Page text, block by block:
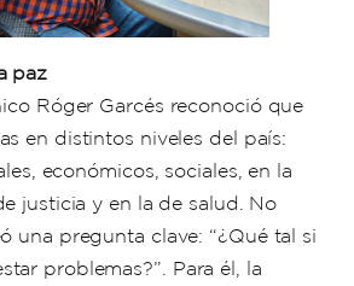
paz
Róger Garcés reconoció que
en distintos niveles del país:
económicos, sociales, en la
justicia y en la de salud. No
una pregunta clave: “¿Qué tal si
problemas?”. Para él, la